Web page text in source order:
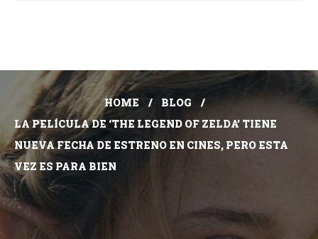
HOME
BLOG
LA PELÍCULA DE ‘THE LEGEND OF ZELDA’ TIENE
NUEVA FECHA DE ESTRENO EN CINES, PERO ESTA
VEZ ES PARA BIEN